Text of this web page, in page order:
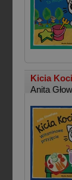
Kicia
Anita